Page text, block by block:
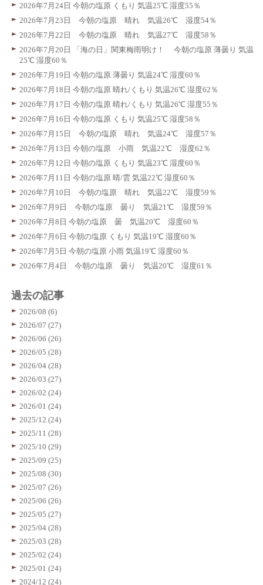
2026年7月24日 今朝の塩原 くもり 気温25℃ 湿度55％
2026年7月23日 今朝の塩原 晴れ 気温26℃ 湿度54％
2026年7月22日 今朝の塩原 晴れ 気温27℃ 湿度58％
2026年7月20日 「海の日」関東梅雨明け！ 今朝の塩原 薄曇り 気温
25℃ 湿度60％
2026年7月19日 今朝の塩原 薄曇り 気温24℃ 湿度60％
2026年7月18日 今朝の塩原 晴れ/くもり 気温26℃ 湿度62％
2026年7月17日 今朝の塩原 晴れ/くもり 気温26℃ 湿度55％
2026年7月16日 今朝の塩原 くもり 気温25℃ 湿度58％
2026年7月15日 今朝の塩原 晴れ 気温24℃ 湿度57％
2026年7月13日 今朝の塩原 小雨 気温22℃ 湿度62％
2026年7月12日 今朝の塩原 くもり 気温23℃ 湿度60％
2026年7月11日 今朝の塩原 晴/雲 気温22℃ 湿度60％
2026年7月10日 今朝の塩原 晴れ 気温22℃ 湿度59％
2026年7月9日 今朝の塩原 曇り 気温21℃ 湿度59％
2026年7月8日 今朝の塩原 曇 気温20℃ 湿度60％
2026年7月6日 今朝の塩原 くもり 気温19℃ 湿度60％
2026年7月5日 今朝の塩原 小雨 気温19℃ 湿度60％
2026年7月4日 今朝の塩原 曇り 気温20℃ 湿度61％
過去の記事
2026/08 (6)
2026/07 (27)
2026/06 (26)
2026/05 (28)
2026/04 (28)
2026/03 (27)
2026/02 (24)
2026/01 (24)
2025/12 (24)
2025/11 (28)
2025/10 (29)
2025/09 (25)
2025/08 (30)
2025/07 (26)
2025/06 (26)
2025/05 (27)
2025/04 (28)
2025/03 (28)
2025/02 (24)
2025/01 (24)
2024/12 (24)